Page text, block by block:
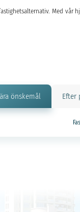
Med vår
önskemål Efter